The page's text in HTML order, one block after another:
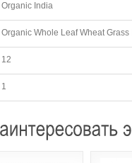
Organic India
Organic Whole Leaf Wheat
12
1